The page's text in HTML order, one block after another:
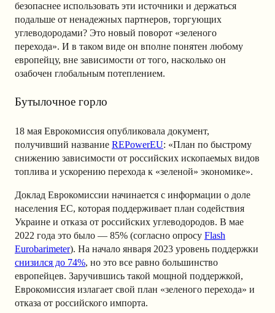
безопаснее использовать эти источники и держаться
подальше от ненадежных партнеров, торгующих
углеводородами? Это новый поворот «зеленого
перехода». И в таком виде он вполне понятен любому
европейцу, вне зависимости от того, насколько он
озабочен глобальным потеплением.
Бутылочное горло
18 мая Еврокомиссия опубликовала документ,
получивший название REPowerEU: «План по быстрому
снижению зависимости от российских ископаемых видов
топлива и ускорению перехода к «зеленой» экономике».
Доклад Еврокомиссии начинается с информации о доле
населения ЕС, которая поддерживает план содействия
Украине и отказа от российских углеводородов. В мае
2022 года это было — 85% (согласно опросу Flash
Eurobarimeter). На начало января 2023 уровень поддержки
снизился до 74%, но это все равно большинство
европейцев. Заручившись такой мощной поддержкой,
Еврокомиссия излагает свой план «зеленого перехода» и
отказа от российского импорта.